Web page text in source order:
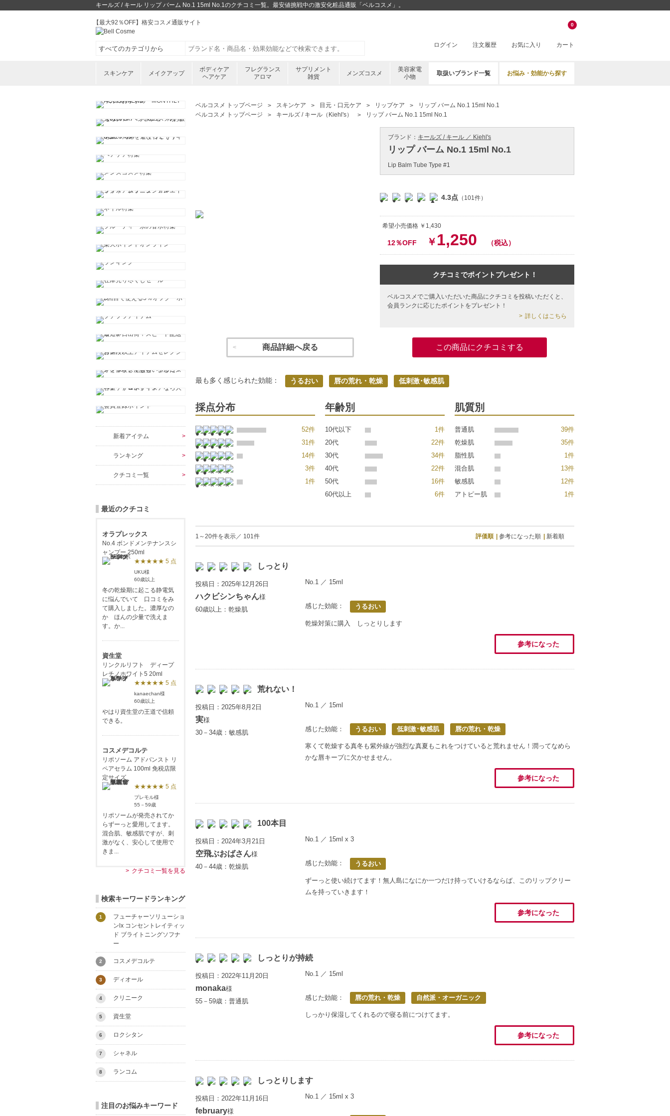
キールズ / キール リップ バーム No.1 15ml No.1のクチコミ一覧。最安値挑戦中の激安化粧品通販「ベルコスメ」。
【最大92％OFF】格安コスメ通販サイト
ログイン 注文履歴 お気に入り カート
0
スキンケア メイクアップ
ボディケア
ヘアケア
フレグランス
アロマ
サプリメント
雑貨
メンズコスメ
美容家電
小物
取扱いブランド一覧 お悩み・効能から探す
ベルコスメ トップページ スキンケア 目元・口元ケア リップケア
リップ バーム No.1 15ml No.1
ベルコスメ トップページ
キールズ / キール（Kiehl's） リップ バーム No.1 15ml No.1
ブランド： キールズ / キール ／ Kiehl's
リップ バーム No.1 15ml No.1
Lip Balm Tube Type #1
4.3点 （101件）
希望小売価格 ￥1,430
12％OFF ￥ 1,250 （税込）
クチコミでポイントプレゼント！
ベルコスメでご購入いただいた商品にクチコミを投稿いただくと、
会員ランクに応じたポイントをプレゼント！
詳しくはこちら
商品詳細へ戻る この商品にクチコミする
最も多く感じられた効能： うるおい 唇の荒れ・乾燥 低刺激･敏感肌
採点分布
52件
31件
14件
3件
1件
年齢別
10代以下
1件
20代
22件
30代
34件
40代
22件
50代
16件
60代以上
6件
肌質別
普通肌
39件
乾燥肌
35件
脂性肌
1件
混合肌
13件
敏感肌
12件
アトピー肌
1件
1～20件を表示／ 101件 評価順 参考になった順 新着順
しっとり
投稿日：2025年12月26日
ハクビシンちゃん様
60歳以上：乾燥肌
No.1 ／ 15ml
感じた効能： うるおい
乾燥対策に購入 しっとりします
参考になった
荒れない！
投稿日：2025年8月2日
実様
30－34歳：敏感肌
No.1 ／ 15ml
感じた効能： うるおい 低刺激･敏感肌 唇の荒れ・乾燥
寒くて乾燥する真冬も紫外線が強烈な真夏もこれをつけていると荒れません！潤ってなめら
かな唇キープに欠かせません。
参考になった
100本目
投稿日：2024年3月21日
空飛ぶおばさん様
40－44歳：乾燥肌
No.1 ／ 15ml x 3
感じた効能： うるおい
ずーっと使い続けてます！無人島になにか一つだけ持っていけるならば、このリップクリー
ムを持っていきます！
参考になった
しっとりが持続
投稿日：2022年11月20日
monaka様
55－59歳：普通肌
No.1 ／ 15ml
感じた効能： 唇の荒れ・乾燥 自然派・オーガニック
しっかり保湿してくれるので寝る前につけてます。
参考になった
しっとりします
投稿日：2022年11月16日
february様
No.1 ／ 15ml x 3
新着アイテム
ランキング
クチコミ一覧
最近のクチコミ
オラプレックス
No.4 ボンドメンテナンスシ
ャンプー 250ml
★★★★★ 5 点
UKU様
60歳以上
冬の乾燥期に起こる静電気
に悩んでいて 口コミをみ
て購入しました。濃厚なの
か ほんの少量で洗えま
す。か...
資生堂
リンクルリフト ディープ
レチノホワイト5 20ml
★★★★★ 5 点
kanaechan様
60歳以上
やはり資生堂の王道で信頼
できる。
コスメデコルテ
リポソーム アドバンスト リ
ペアセラム 100ml 免税店限
定サイズ
★★★★★ 5 点
プレモル様
55－59歳
リポソームが発売されてか
らずーっと愛用してます。
混合肌、敏感肌ですが、刺
激がなく、安心して使用で
きま...
クチコミ一覧を見る
検索キーワードランキング
1
フューチャーソリューショ
ンlx コンセントレイティッ
ド ブライトニングソフナ
ー
2 コスメデコルテ
3 ディオール
4 クリニーク
5 資生堂
6 ロクシタン
7 シャネル
8 ランコム
注目のお悩みキーワード